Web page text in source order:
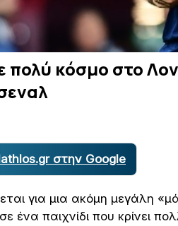
κόσμο στο
στην Google
για μια ακόμη μεγάλη
ένα παιχνίδι που κρίνει